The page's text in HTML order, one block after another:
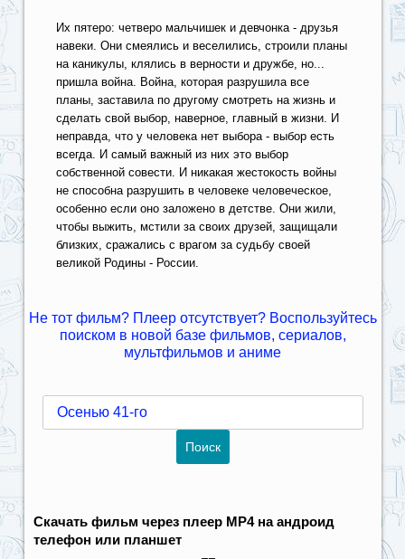
Их пятеро: четверо мальчишек и девчонка - друзья
навеки. Они смеялись и веселились, строили планы
на каникулы, клялись в верности и дружбе, но...
пришла война. Война, которая разрушила все
планы, заставила по другому смотреть на жизнь и
сделать свой выбор, наверное, главный в жизни. И
неправда, что у человека нет выбора - выбор есть
всегда. И самый важный из них это выбор
собственной совести. И никакая жестокость войны
не способна разрушить в человеке человеческое,
особенно если оно заложено в детстве. Они жили,
чтобы выжить, мстили за своих друзей, защищали
близких, сражались с врагом за судьбу своей
великой Родины - России.
Не тот фильм? Плеер отсутствует? Воспользуйтесь
поиском в новой базе фильмов, сериалов,
мультфильмов и аниме
Скачать фильм через плеер MP4 на андроид
телефон или планшет